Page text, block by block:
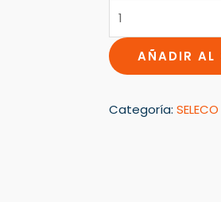
cantidad
AÑADIR AL
Categoría: SELECO